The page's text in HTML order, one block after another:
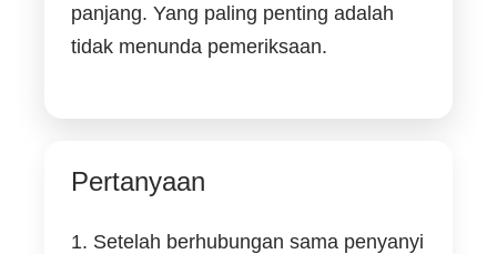
panjang. Yang paling penting adalah
tidak menunda pemeriksaan.
Pertanyaan
1. Setelah berhubungan sama penyanyi